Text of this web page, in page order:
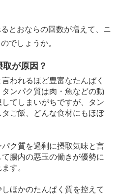
とおならの回数が増えて、ニ
でしょうか。
が原因？
われるほど豊富なたんぱく
ンパク質は肉・魚などの動
てしまいがちですが、タン
ご飯、どんな食材にもほぼ
ク質を過剰に摂取気味と言
腸内の悪玉の働きが優勢に
す。
ほかのたんぱく質を控えて